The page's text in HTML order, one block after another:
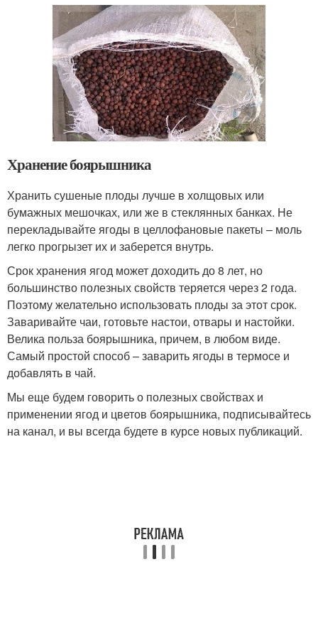
Хранение боярышника
Хранить сушеные плоды лучше в холщовых или
бумажных мешочках, или же в стеклянных банках. Не
перекладывайте ягоды в целлофановые пакеты – моль
легко прогрызет их и заберется внутрь.
Срок хранения ягод может доходить до 8 лет, но
большинство полезных свойств теряется через 2 года.
Поэтому желательно использовать плоды за этот срок.
Заваривайте чаи, готовьте настои, отвары и настойки.
Велика польза боярышника, причем, в любом виде.
Самый простой способ – заварить ягоды в термосе и
добавлять в чай.
Мы еще будем говорить о полезных свойствах и
применении ягод и цветов боярышника, подписывайтесь
на канал, и вы всегда будете в курсе новых публикаций.